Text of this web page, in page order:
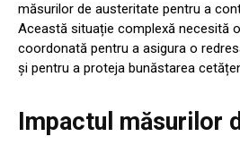
măsurilor de austeritate pentru a
Această situație complexă necesită
coordonată pentru a asigura o
și pentru a proteja bunăstarea
Impactul măsurilor